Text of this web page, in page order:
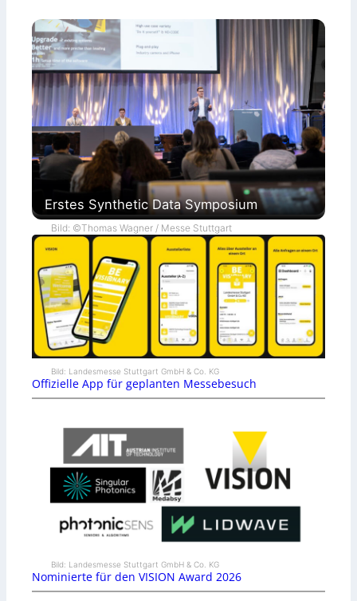
Erstes Synthetic Data Symposium
Bild: ©Thomas Wagner / Messe Stuttgart
Bild: Landesmesse Stuttgart GmbH & Co. KG
Offizielle App für geplanten Messebesuch
Bild: Landesmesse Stuttgart GmbH & Co. KG
Nominierte für den VISION Award 2026